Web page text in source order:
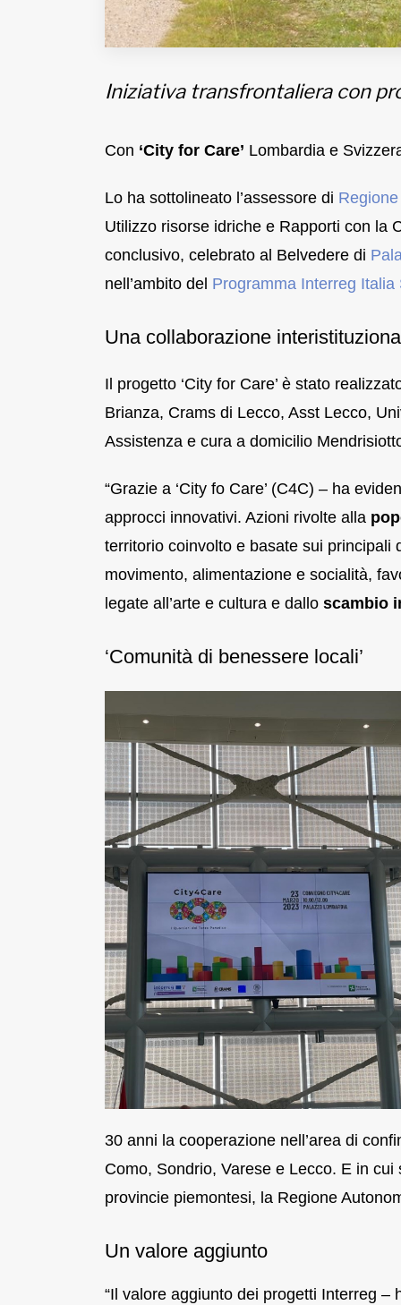
Iniziativa transfrontaliera con
Con ‘City for Care’ Lombardia e
Lo ha sottolineato l’assessore di
Utilizzo risorse idriche e Rapporti con la
conclusivo, celebrato al Belvedere di
nell’ambito del Programma Interreg Italia
Una collaborazione
Il progetto ‘City for Care’ è stato
Brianza, Crams di Lecco, Asst Lecco,
Assistenza e cura a domicilio
“Grazie a ‘City fo Care’ (C4C) – ha
approcci innovativi. Azioni rivolte alla
territorio coinvolto e basate sui principali
movimento, alimentazione e socialità,
legate all’arte e cultura e dallo scambio
‘Comunità di benessere locali’
30 anni la cooperazione nell’area di
Como, Sondrio, Varese e Lecco. E in
provincie piemontesi, la Regione
Un valore aggiunto
“Il valore aggiunto dei progetti Interreg –